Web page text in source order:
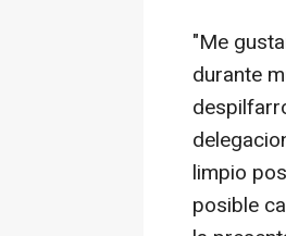
"Me
durante
limpio
posible